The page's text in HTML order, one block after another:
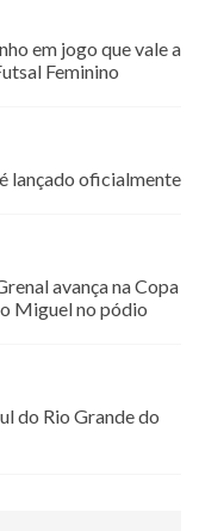
em jogo que vale a
Feminino
lançado oficialmente
avança na Copa
Miguel no pódio
do Rio Grande do